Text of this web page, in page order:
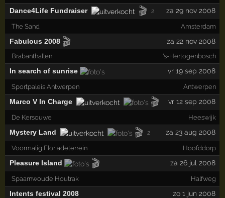
Dance4Life Fundraiser 🎬 2 za 29 nov 2008
The Sand Amsterdam
Fabulous 2008 🎬 za 22 nov 2008
Brabanthallen 's-Hertogenbosch
In search of sunrise vr 19 sep 2008
Sportpaleis Antwerpen Antwerpen
Marco V In Charge 🎬 vr 12 sep 2008
De Kersouwe Heeswijk
Mystery Land 🎬 2 za 23 aug 2008
Voormalig Floriadeterrein Hoofddorp
Pleasure Island 🎬 za 26 jul 2008
Spaarnwoude Houtrak Halfweg
Intents festival 2008 zo 1 jun 2008